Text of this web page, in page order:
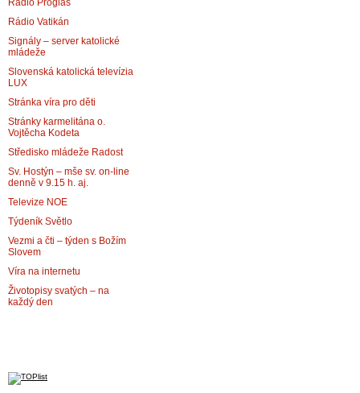
Radio Proglas
Rádio Vatikán
Signály – server katolické
mládeže
Slovenská katolická televízia
LUX
Stránka víra pro děti
Stránky karmelitána o.
Vojtěcha Kodeta
Středisko mládeže Radost
Sv. Hostýn – mše sv. on-line
denně v 9.15 h. aj.
Televize NOE
Týdeník Světlo
Vezmi a čti – týden s Božím
Slovem
Víra na internetu
Životopisy svatých – na
každý den